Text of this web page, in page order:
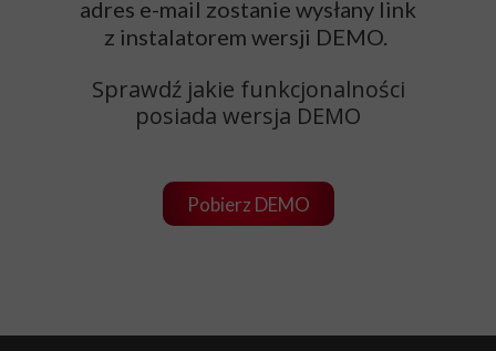
Pobierz DEMO
adres e-mail zostanie wysłany link
z instalatorem wersji DEMO.
Sprawdź jakie funkcjonalności
posiada wersja DEMO